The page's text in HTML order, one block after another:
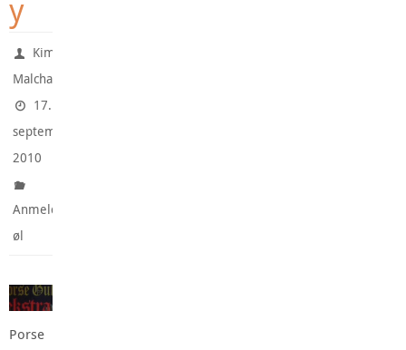
y
Kim
Malchau
17.
september
2010
Anmeldte
øl
Porse